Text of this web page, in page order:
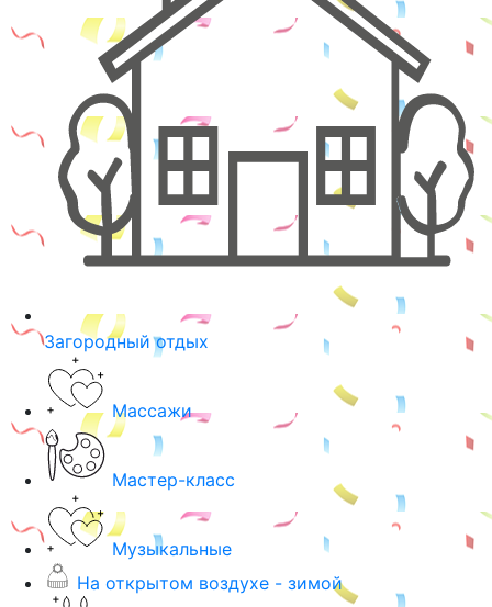
Загородный отдых
Массажи
Мастер-класс
Музыкальные
На открытом воздухе - зимой